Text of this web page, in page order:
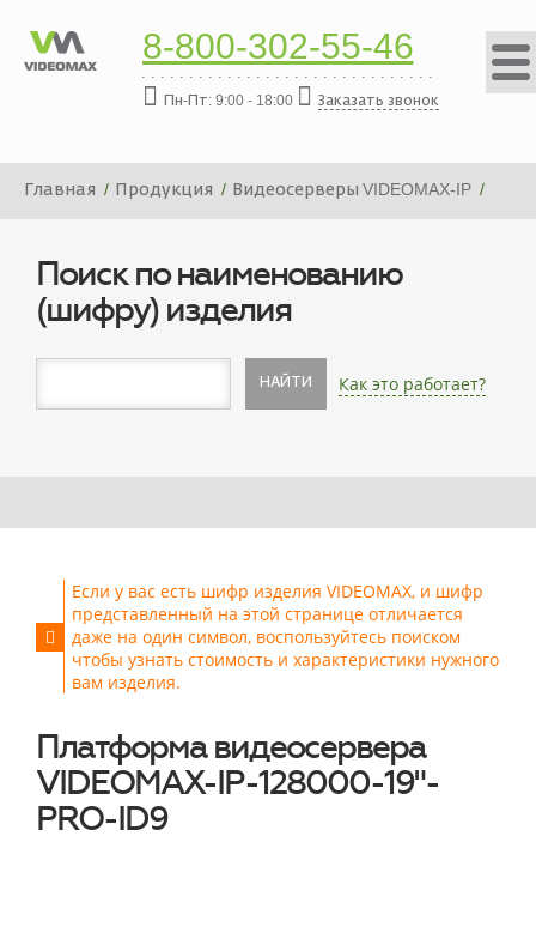
8-800-302-55-46
Пн-Пт: 9:00 - 18:00 Заказать звонок
Главная Продукция
Видеосерверы VIDEOMAX-IP
Поиск по наименованию
(шифру) изделия
НАЙТИ Как это работает?
Если у вас есть шифр изделия VIDEOMAX, и шифр
представленный на этой странице отличается
даже на один символ, воспользуйтесь поиском
чтобы узнать стоимость и характеристики нужного
вам изделия.
Платформа видеосервера
VIDEOMAX-IP-128000-19"-
PRO-ID9